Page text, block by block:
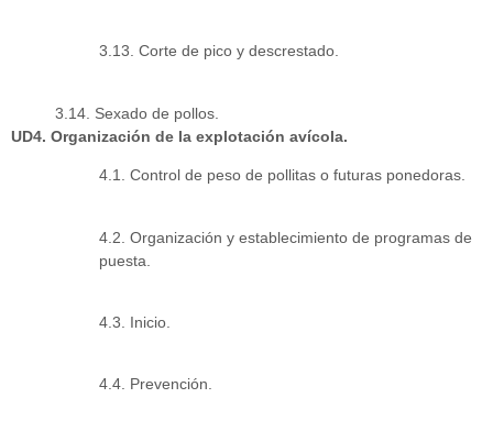
3.13. Corte de pico y descrestado.
3.14. Sexado de pollos.
UD4. Organización de la explotación avícola.
4.1. Control de peso de pollitas o futuras ponedoras.
4.2. Organización y establecimiento de programas de
puesta.
4.3. Inicio.
4.4. Prevención.